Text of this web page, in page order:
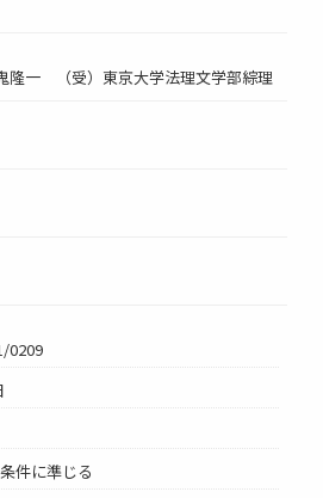
隆一 （受）東京大学法理文学部綜理
0209
件に準じる